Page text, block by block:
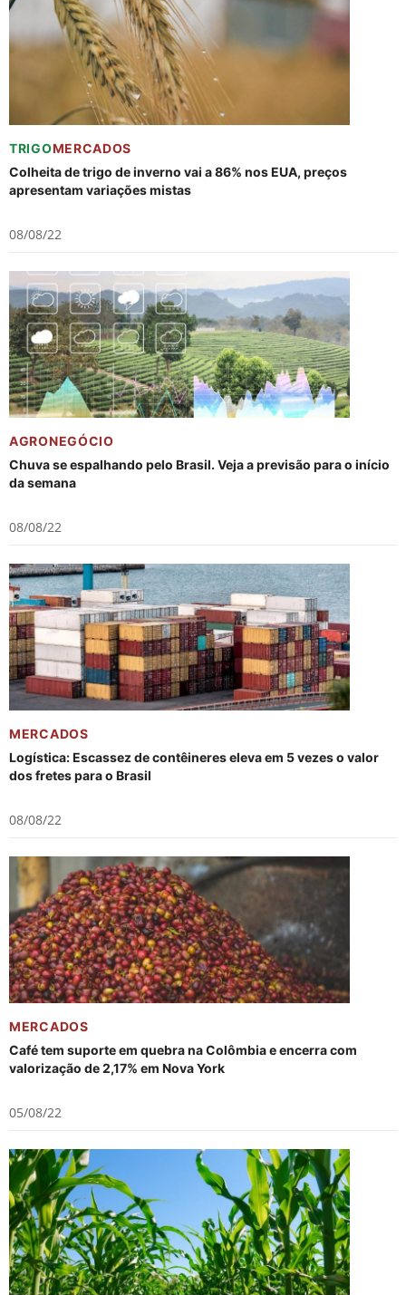
TRIGOMERCADOS
Colheita de trigo de inverno vai a 86% nos EUA, preços
apresentam variações mistas
08/08/22
AGRONEGÓCIO
Chuva se espalhando pelo Brasil. Veja a previsão para o início
da semana
08/08/22
MERCADOS
Logística: Escassez de contêineres eleva em 5 vezes o valor
dos fretes para o Brasil
08/08/22
MERCADOS
Café tem suporte em quebra na Colômbia e encerra com
valorização de 2,17% em Nova York
05/08/22